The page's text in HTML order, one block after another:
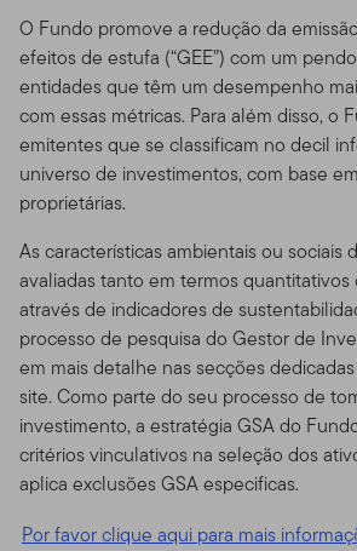
O Fundo promove a redução da
efeitos de estufa (“GEE”) com um
entidades que têm um desempenho
com essas métricas. Para além disso, o
emitentes que se classificam no decil
universo de investimentos, com base
proprietárias.
As características ambientais ou sociais
avaliadas tanto em termos
através de indicadores de
processo de pesquisa do Gestor de
em mais detalhe nas secções
site. Como parte do seu processo de
investimento, a estratégia GSA do
critérios vinculativos na seleção dos
aplica exclusões GSA especificas.
Por favor clique aqui para mais